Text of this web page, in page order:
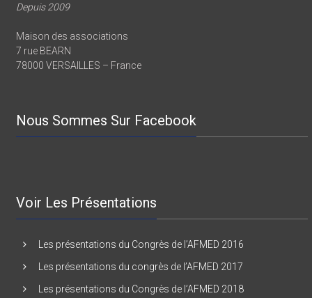
Depuis 2009
Maison des associations
7 rue BEARN
78000 VERSAILLES – France
Nous Sommes Sur Facebook
Voir Les Présentations
Les présentations du Congrès de l’AFMED 2016
Les présentations du congrès de l’AFMED 2017
Les présentations du Congrès de l’AFMED 2018